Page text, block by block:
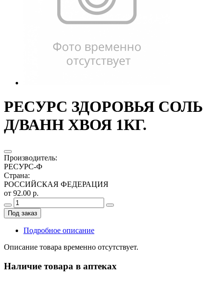
РЕСУРС ЗДОРОВЬЯ СОЛЬ
Д/ВАНН ХВОЯ 1КГ.
Производитель:
РЕСУРС-Ф
Страна:
РОССИЙСКАЯ ФЕДЕРАЦИЯ
от 92.00 р.
Под заказ
Подробное описание
Описание товара временно отсутствует.
Наличие товара в аптеках